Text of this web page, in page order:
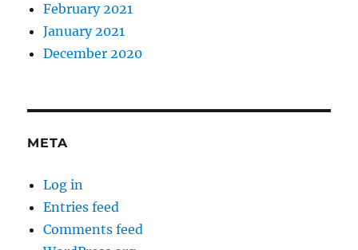
February 2021
January 2021
December 2020
META
Log in
Entries feed
Comments feed